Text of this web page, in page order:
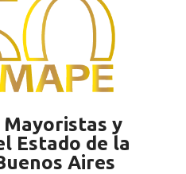
Mayoristas y
Estado de la
Aires